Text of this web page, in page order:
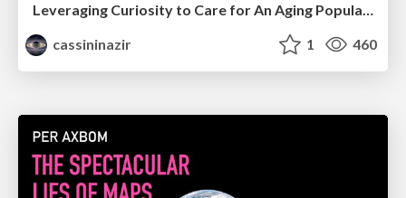
Leveraging Curiosity to Care for An Aging Population
cassininazir
1 460